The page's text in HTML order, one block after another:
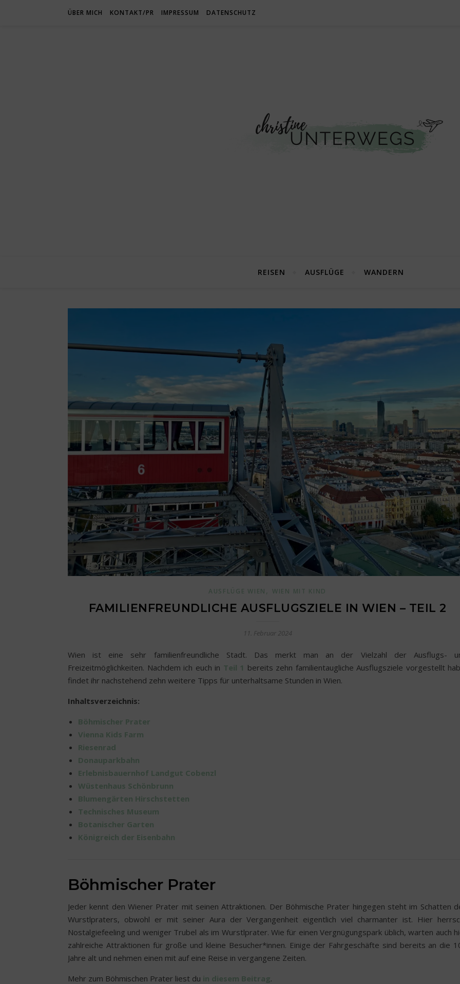
ÜBER MICH KONTAKT/PR IMPRESSUM DATENSCHUTZ
REISEN AUSFLÜGE WANDERN
AUSFLÜGE WIEN WIEN MIT KIND
FAMILIENFREUNDLICHE AUSFLUGSZIELE IN WIEN – TEIL 2
11. Februar 2024
Wien ist eine sehr familienfreundliche Stadt. Das merkt man an der Vielzahl der Ausflugs-
Freizeitmöglichkeiten. Nachdem ich euch in Teil 1 bereits zehn familientaugliche Ausflugsziele vorgestellt
findet ihr nachstehend zehn weitere Tipps für unterhaltsame Stunden in Wien.
Inhaltsverzeichnis:
Böhmischer Prater
Vienna Kids Farm
Riesenrad
Donauparkbahn
Erlebnisbauernhof Landgut Cobenzl
Wüstenhaus Schönbrunn
Blumengärten Hirschstetten
Technisches Museum
Botanischer Garten
Königreich der Eisenbahn
Böhmischer Prater
Jeder kennt den Wiener Prater mit seinen Attraktionen. Der Böhmische Prater hingegen steht im Schatten
Wurstlpraters, obwohl er mit seiner Aura der Vergangenheit eigentlich viel charmanter ist. Hier
Nostalgiefeeling und weniger Trubel als im Wurstlprater. Wie für einen Vergnügungspark üblich, warten auch
zahlreiche Attraktionen für große und kleine Besucher*innen. Einige der Fahrgeschäfte sind bereits an die
Jahre alt und nehmen einen mit auf eine Reise in vergangene Zeiten.
Mehr zum Böhmischen Prater liest du in diesem Beitrag.